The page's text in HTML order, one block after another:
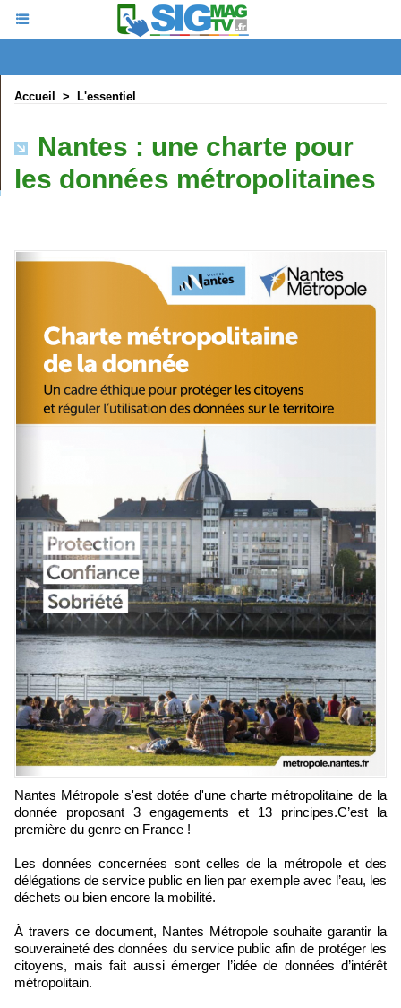
Accueil > L'essentiel
Nantes : une charte pour
les données métropolitaines
Nantes Métropole s'est dotée d'une charte métropolitaine de la
donnée proposant 3 engagements et 13 principes.C’est la
première du genre en France !
Les données concernées sont celles de la métropole et des
délégations de service public en lien par exemple avec l’eau, les
déchets ou bien encore la mobilité.
À travers ce document, Nantes Métropole souhaite garantir la
souveraineté des données du service public afin de protéger les
citoyens, mais fait aussi émerger l’idée de données d’intérêt
métropolitain.